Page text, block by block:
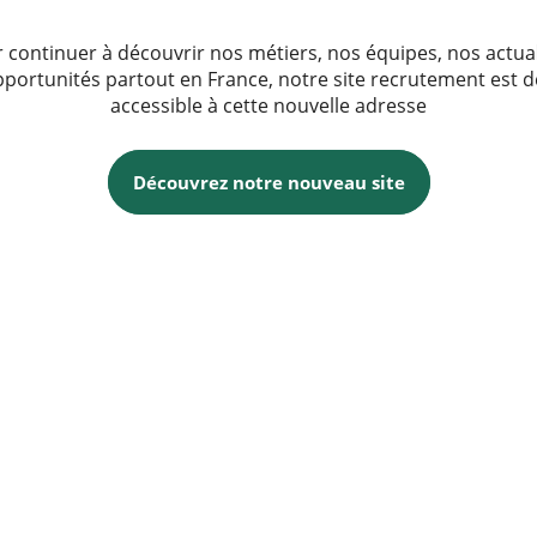
continuer à découvrir nos métiers, nos équipes, nos
partout en France, notre site recrutement est
accessible à cette nouvelle adresse
Découvrez notre nouveau site